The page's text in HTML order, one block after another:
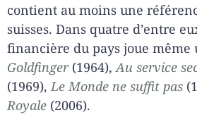
contient au moins une
suisses. Dans quatre d’entre
financière du pays joue même
Goldfinger(1964),Au service
(1969),Le Monde ne suffit pas
Royale (2006).